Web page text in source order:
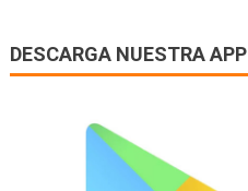
DESCARGA NUESTRA APP